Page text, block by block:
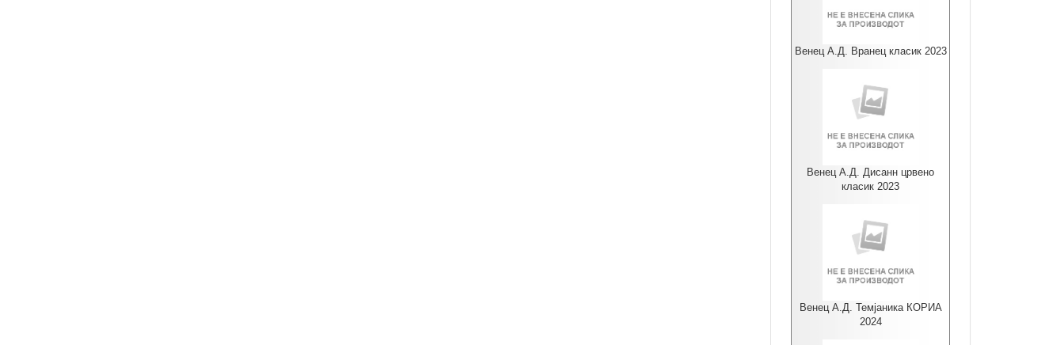
Венец А.Д. Вранец класик 2023
Венец А.Д. Дисанн црвено
класик 2023
Венец А.Д. Темјаника КОРИА
2024